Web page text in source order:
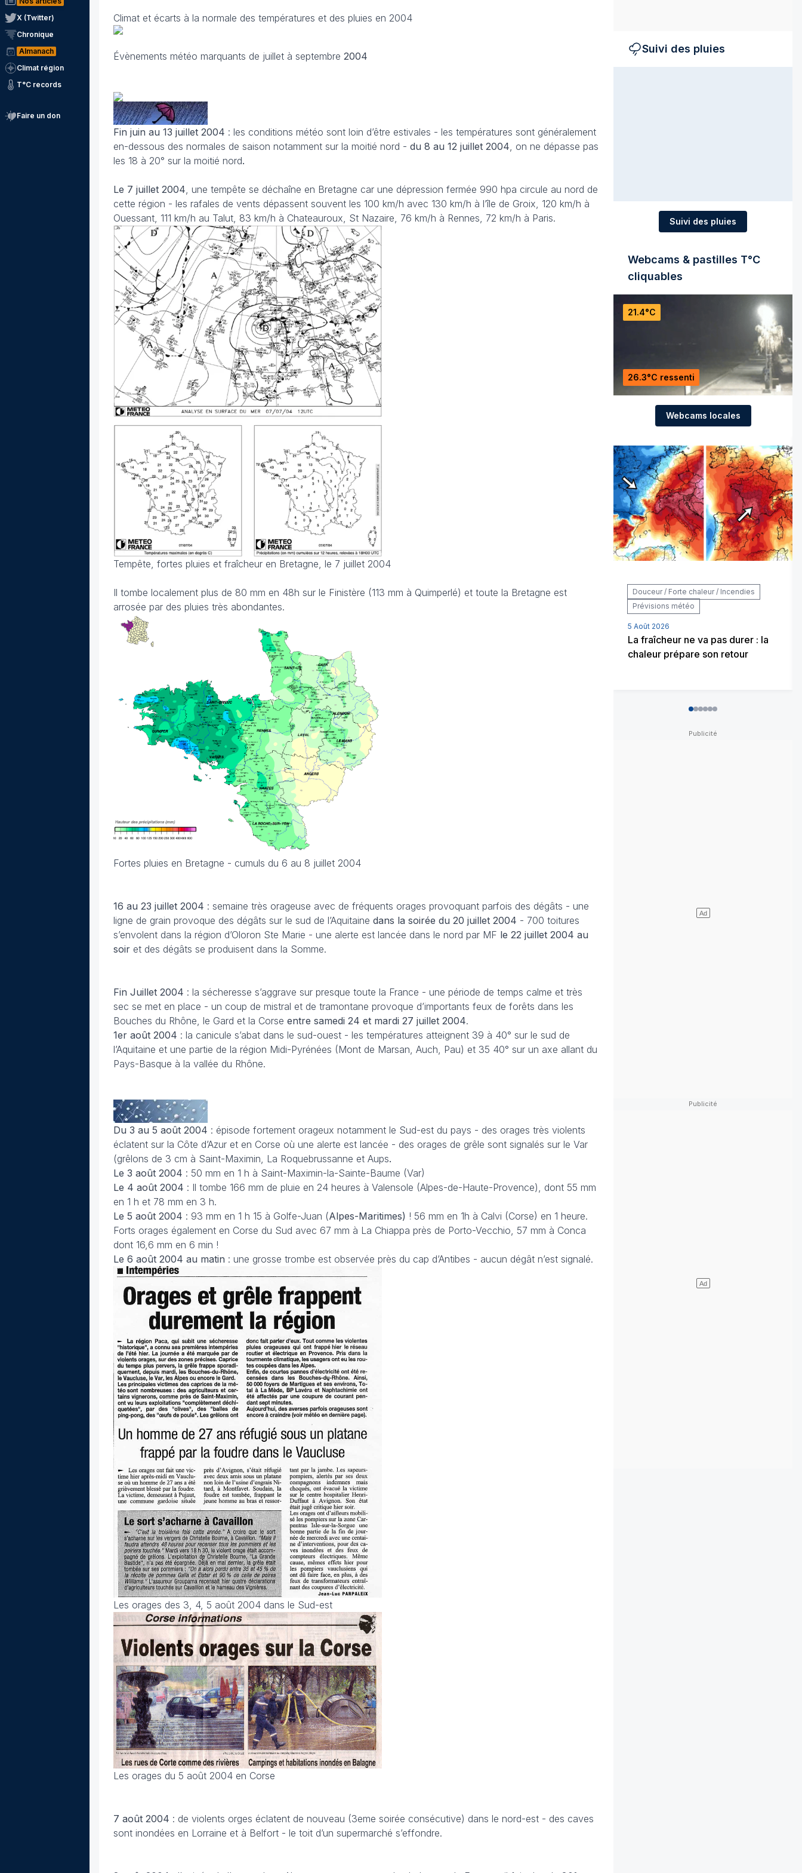
X (Twitter)
Chronique
Almanach
Climat région
T°C records
Faire un don
Climat et écarts à la normale des températures et des pluies en 2004
Évènements météo marquants de juillet à septembre 2004
Fin juin au 13 juillet 2004 : les conditions météo sont loin d’être estivales - les températures sont généralement
en-dessous des normales de saison notamment sur la moitié nord - du 8 au 12 juillet 2004, on ne dépasse pas
les 18 à 20° sur la moitié nord.
Le 7 juillet 2004, une tempête se déchaîne en Bretagne car une dépression fermée 990 hpa circule au nord de
cette région - les rafales de vents dépassent souvent les 100 km/h avec 130 km/h à l’île de Groix, 120 km/h à
Ouessant, 111 km/h au Talut, 83 km/h à Chateauroux, St Nazaire, 76 km/h à Rennes, 72 km/h à Paris.
Tempête, fortes pluies et fraîcheur en Bretagne, le 7 juillet 2004
Il tombe localement plus de 80 mm en 48h sur le Finistère (113 mm à Quimperlé) et toute la Bretagne est
arrosée par des pluies très abondantes.
Fortes pluies en Bretagne - cumuls du 6 au 8 juillet 2004
16 au 23 juillet 2004 : semaine très orageuse avec de fréquents orages provoquant parfois des dégâts - une
ligne de grain provoque des dégâts sur le sud de l’Aquitaine dans la soirée du 20 juillet 2004 - 700 toitures
s’envolent dans la région d’Oloron Ste Marie - une alerte est lancée dans le nord par MF le 22 juillet 2004 au
soir et des dégâts se produisent dans la Somme.
Fin Juillet 2004 : la sécheresse s’aggrave sur presque toute la France - une période de temps calme et très
sec se met en place - un coup de mistral et de tramontane provoque d’importants feux de forêts dans les
Bouches du Rhône, le Gard et la Corse entre samedi 24 et mardi 27 juillet 2004.
1er août 2004 : la canicule s’abat dans le sud-ouest - les températures atteignent 39 à 40° sur le sud de
l’Aquitaine et une partie de la région Midi-Pyrénées (Mont de Marsan, Auch, Pau) et 35 40° sur un axe allant du
Pays-Basque à la vallée du Rhône.
Du 3 au 5 août 2004 : épisode fortement orageux notamment le Sud-est du pays - des orages très violents
éclatent sur la Côte d’Azur et en Corse où une alerte est lancée - des orages de grêle sont signalés sur le Var
(grêlons de 3 cm à Saint-Maximin, La Roquebrussanne et Aups.
Le 3 août 2004 : 50 mm en 1 h à Saint-Maximin-la-Sainte-Baume (Var)
Le 4 août 2004 : Il tombe 166 mm de pluie en 24 heures à Valensole (Alpes-de-Haute-Provence), dont 55 mm
en 1 h et 78 mm en 3 h.
Le 5 août 2004 : 93 mm en 1 h 15 à Golfe-Juan (Alpes-Maritimes) ! 56 mm en 1h à Calvi (Corse) en 1 heure.
Forts orages également en Corse du Sud avec 67 mm à La Chiappa près de Porto-Vecchio, 57 mm à Conca
dont 16,6 mm en 6 min !
Le 6 août 2004 au matin : une grosse trombe est observée près du cap d’Antibes - aucun dégât n’est signalé.
Les orages des 3, 4, 5 août 2004 dans le Sud-est
Les orages du 5 août 2004 en Corse
7 août 2004 : de violents orges éclatent de nouveau (3eme soirée consécutive) dans le nord-est - des caves
sont inondées en Lorraine et à Belfort - le toit d’un supermarché s’effondre.
Suivi des pluies
Suivi des pluies
Webcams & pastilles T°C
cliquables
21.4°C
26.3°C ressenti
Webcams locales
Douceur / Forte chaleur / Incendies
Prévisions météo
5 Août 2026
La fraîcheur ne va pas durer : la
chaleur prépare son retour
012345